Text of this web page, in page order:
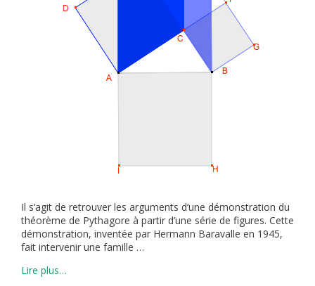
Il s’agit de retrouver les arguments d’une démonstration du
théorème de Pythagore à partir d’une série de figures. Cette
démonstration, inventée par Hermann Baravalle en 1945,
fait intervenir une famille …
Lire plus…